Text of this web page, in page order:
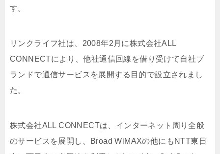
す。
リンクライフ社は、2008年2月に株式会社ALL
CONNECTにより、他社通信回線を借り受けて自社ブ
ランドで通信サービスを展開する目的で設立されまし
た。
株式会社ALL CONNECTは、インターネット周り全般
のサービスを展開し、Broad WiMAXの他にもNTT東日